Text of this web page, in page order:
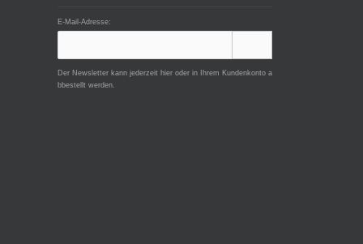
E-Mail-Adresse:
Der Newsletter kann jederzeit hier oder in Ihrem Kundenkonto a
bbestellt werden.